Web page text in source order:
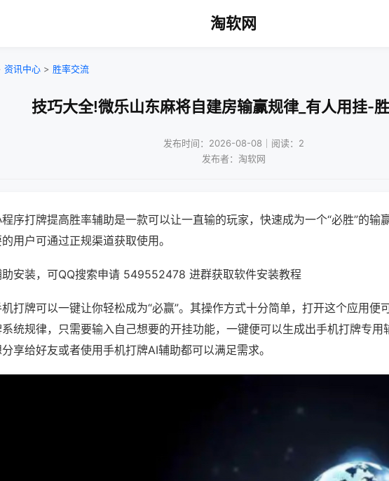
淘软网
资讯中心 > 胜率交流
技巧大全!微乐山东麻将自建房输赢规律_有人用挂-
发布时间：2026-08-08｜阅读：2
发布者：淘软网
序打牌提高胜率辅助是一款可以让一直输的玩家，快速成为一个“必胜”的输
用户可通过正规渠道获取使用。
安装，可QQ搜索申请 549552478 进群获取软件安装教程
打牌可以一键让你轻松成为“必赢”。其操作方式十分简单，打开这个应用便
系统规律，只需要输入自己想要的开挂功能，一键便可以生成出手机打牌专用
享给好友或者使用手机打牌AI辅助都可以满足需求。